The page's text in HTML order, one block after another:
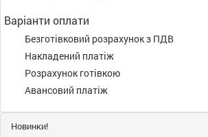
Варіанти оплати
Безготівковий розрахунок з ПДВ
Накладений платіж
Розрахунок готівкою
Авансовий платіж
Новинки!